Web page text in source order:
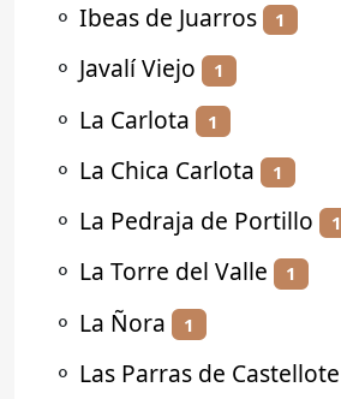
⚬ Ibeas de Juarros 1
⚬ Javalí Viejo 1
⚬ La Carlota 1
⚬ La Chica Carlota 1
⚬ La Pedraja de Portillo 1
⚬ La Torre del Valle 1
⚬ La Ñora 1
⚬ Las Parras de Castellote